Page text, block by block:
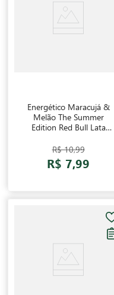
Energético Maracujá &
Melão The Summer
Edition Red Bull Lata
R$ 10,99
R$ 7,99